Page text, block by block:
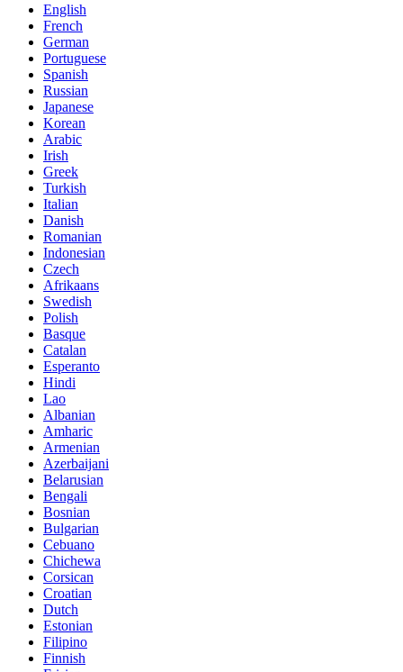
English
French
German
Portuguese
Spanish
Russian
Japanese
Korean
Arabic
Irish
Greek
Turkish
Italian
Danish
Romanian
Indonesian
Czech
Afrikaans
Swedish
Polish
Basque
Catalan
Esperanto
Hindi
Lao
Albanian
Amharic
Armenian
Azerbaijani
Belarusian
Bengali
Bosnian
Bulgarian
Cebuano
Chichewa
Corsican
Croatian
Dutch
Estonian
Filipino
Finnish